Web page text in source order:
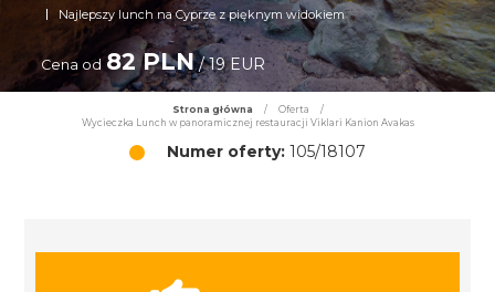
Najlepszy lunch na Cyprze z pięknym widokiem
Cena od 82 PLN/ 19 EUR
Strona główna / Oferta
/
Wycieczka Lunch w panoramicznej restauracji Viklari Kanion Avakas
Numer oferty: 105/18107